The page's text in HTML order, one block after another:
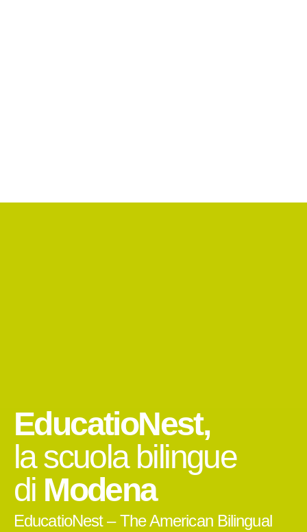
EducatioNest,
la scuola bilingue
di Modena
EducatioNest – The American Bilingual